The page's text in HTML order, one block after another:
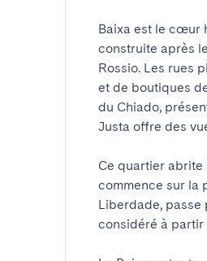
Baixa est le cœur
construite après
Rossio. Les rues
et de boutiques
du Chiado,
Justa offre des
Ce quartier
commence sur la
Liberdade, passe
considéré à partir